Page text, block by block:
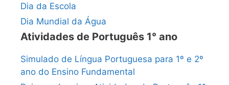
Dia da Escola
Dia Mundial da Água
Atividades de Português 1° ano
Simulado de Língua Portuguesa para 1º e 2º
ano do Ensino Fundamental